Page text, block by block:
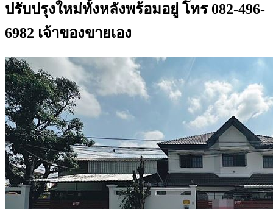
ปรับปรุงใหม่ทั้งหลังพร้อมอยู่ โทร 082-496-
6982 เจ้าของขายเอง